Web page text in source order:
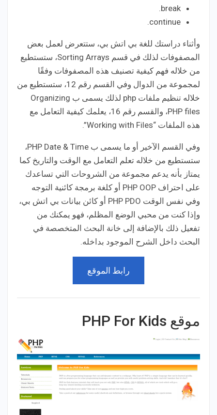
break.
continue.
وأثناء دراستك للغة بي اتش بي، ستتعرض لعمل بعض
المصفوفات لذلك في قسم Sorting Arrays، ستستطيع
من خلاله فهم كيفية تصنيف هذه المصفوفات وفقًا
لمجموعة من الدوال وفي القسم رقم 12، ستستطيع من
خلاله تنظيم ملفات php لذلك يسمى ب Organizing
PHP files، والقسم رقم 16، يعلمك كيفية التعامل مع
هذه الملفات “Working with Files”.
وفي القسم الآخير أو ما يسمى ب PHP Date & Time،
ستستطيع من خلاله تعلم التعامل مع الوقت والتاريخ كما
يمتاز بأنه يدعم مجموعة من الشروحات التي تساعدك
على احتراف PHP OOP أو كلغة برمجة كائنية التوجه
وفي نفس الوقت PHP PDO أو كائن بيانات بي اتش بي،
وإذا كنت من محبي الوضع المظلم، فهو يمكنك من
تفعيل ذلك بالإضافة إلى خانة البحث المتخصصة في
البحث داخل الشرح الموجود بداخله.
رابط الموقع
موقع PHP For Kids